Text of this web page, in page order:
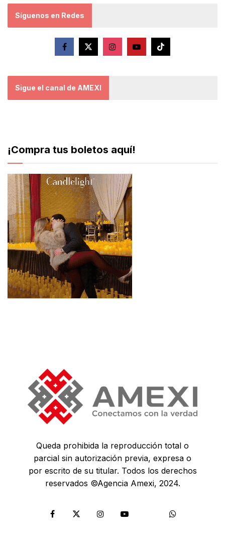
Síguenos en Redes
Sigue el canal de AMEXI
¡Compra tus boletos aquí!
Queda prohibida la reproducción total o
parcial sin autorización previa, expresa o
por escrito de su titular. Todos los derechos
reservados ©Agencia Amexi, 2024.